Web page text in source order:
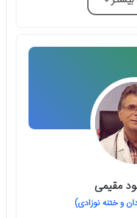
مقیمی
و ختنه نوزادی)